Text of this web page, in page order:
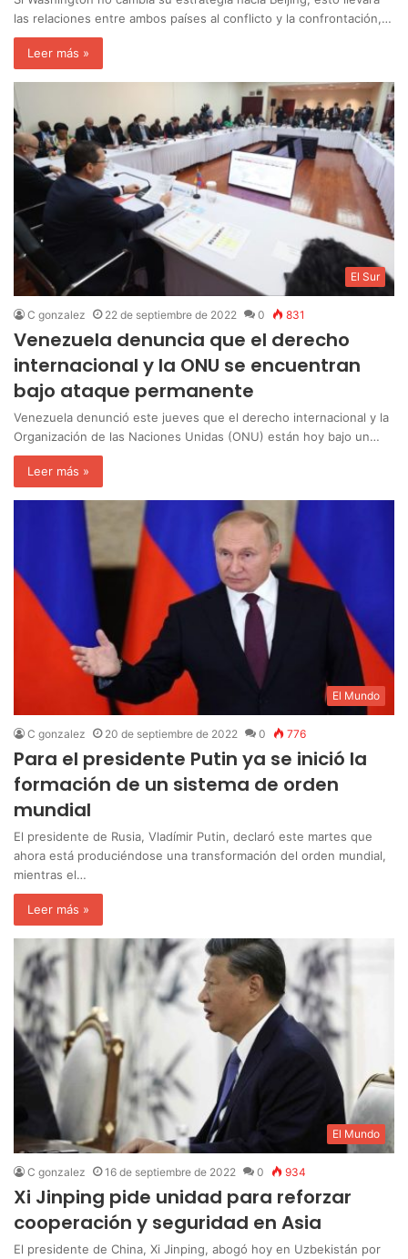
las relaciones entre ambos países al conflicto y la confrontación,…
Leer más »
El Sur
C gonzalez 22 de septiembre de 2022 0 831
Venezuela denuncia que el derecho
internacional y la ONU se encuentran
bajo ataque permanente
Venezuela denunció este jueves que el derecho internacional y la
Organización de las Naciones Unidas (ONU) están hoy bajo un…
Leer más »
El Mundo
C gonzalez 20 de septiembre de 2022 0 776
Para el presidente Putin ya se inició la
formación de un sistema de orden
mundial
El presidente de Rusia, Vladímir Putin, declaró este martes que
ahora está produciéndose una transformación del orden mundial,
mientras el…
Leer más »
El Mundo
C gonzalez 16 de septiembre de 2022 0 934
Xi Jinping pide unidad para reforzar
cooperación y seguridad en Asia
El presidente de China, Xi Jinping, abogó hoy en Uzbekistán por